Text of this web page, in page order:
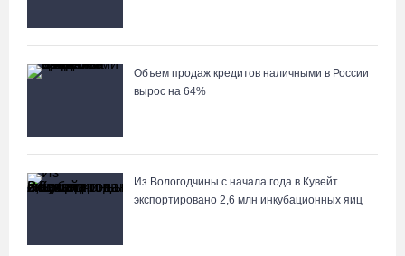
Объем продаж кредитов наличными в России
вырос на 64%
Из Вологодчины с начала года в Кувейт
экспортировано 2,6 млн инкубационных яиц